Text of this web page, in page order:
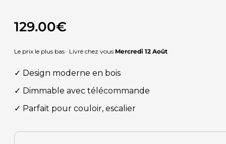
129.00€
Le prix le plus bas · Livré chez vous Mercredi 12 Août
✓ Design moderne en bois
✓ Dimmable avec télécommande
✓ Parfait pour couloir, escalier
quantité